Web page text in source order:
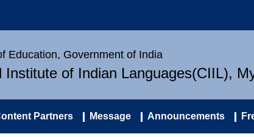
Education, Government of India
Institute of Indian Languages(CIIL),
Partners Message Announcements